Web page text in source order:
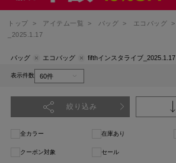
トップ > アイテム一覧 > バッグ > エコバッグ >
_2025.1.17
バッグ エコバッグ fifthインスタライブ_2025.1.17
表示件数
絞り込み
全カラー 在庫あり
クーポン対象 セール